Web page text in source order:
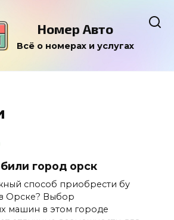
Номер Авто
Всё о номерах и услугах
город орск
способ приобрести бу
Орске? Выбор
машин в этом городе